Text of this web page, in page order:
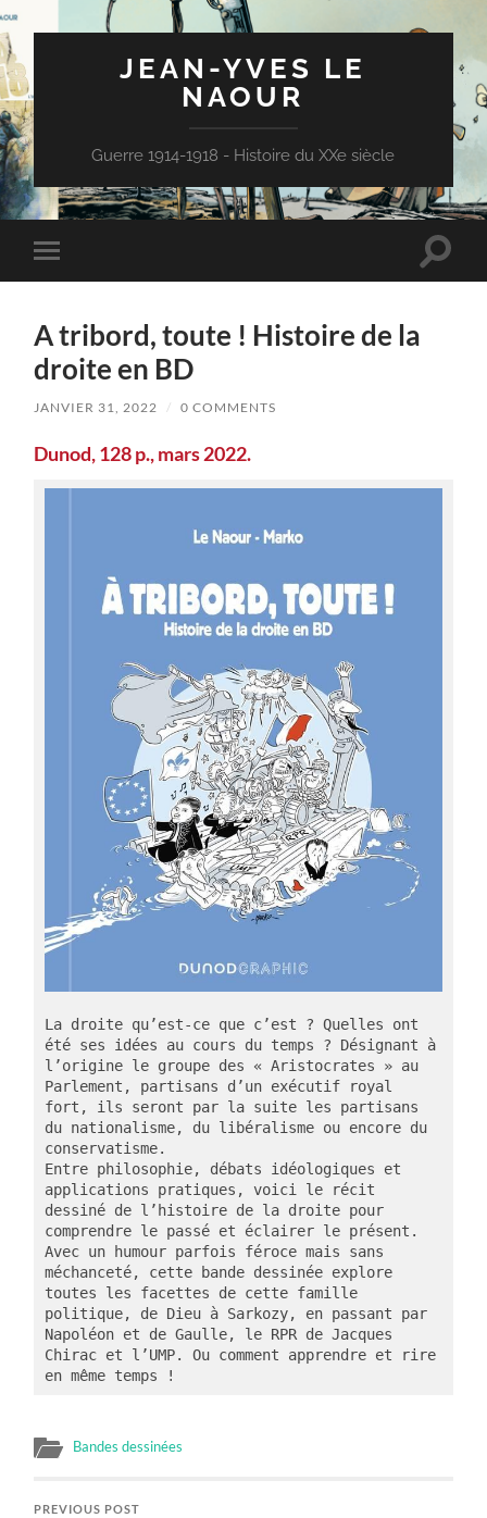
JEAN-YVES LE
NAOUR
Guerre 1914-1918 - Histoire du XXe siècle
Toggle
mobile
Toggle
A tribord, toute ! Histoire de la
droite en BD
JANVIER 31, 2022 / 0 COMMENTS
Dunod, 128 p., mars 2022.
La droite qu’est-ce que c’est ? Quelles ont
été ses idées au cours du temps ? Désignant à
l’origine le groupe des « Aristocrates » au
Parlement, partisans d’un exécutif royal
fort, ils seront par la suite les partisans
du nationalisme, du libéralisme ou encore du
conservatisme.
Entre philosophie, débats idéologiques et
applications pratiques, voici le récit
dessiné de l’histoire de la droite pour
comprendre le passé et éclairer le présent.
Avec un humour parfois féroce mais sans
méchanceté, cette bande dessinée explore
toutes les facettes de cette famille
politique, de Dieu à Sarkozy, en passant par
Napoléon et de Gaulle, le RPR de Jacques
Chirac et l’UMP. Ou comment apprendre et rire
en même temps !
Bandes dessinées
PREVIOUS POST